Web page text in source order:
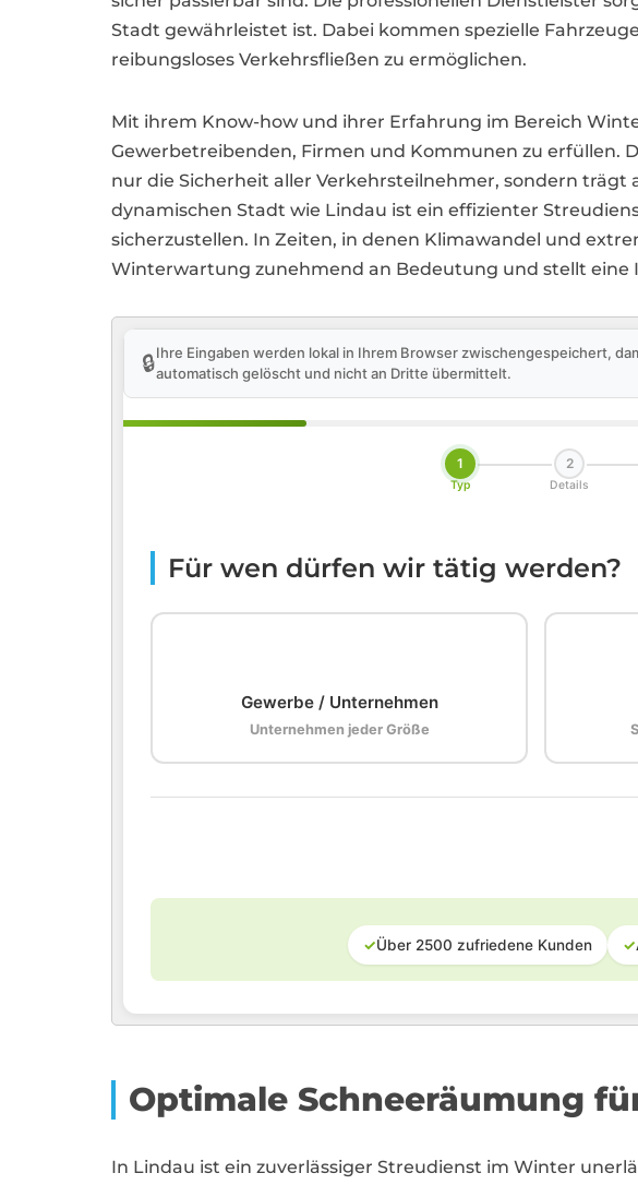
Stadt gewährleistet ist. Dabei kommen spezielle
reibungsloses Verkehrsfließen zu ermöglichen.
Mit ihrem Know-how und ihrer Erfahrung im Bereich
Gewerbetreibenden, Firmen und Kommunen zu erfüllen.
nur die Sicherheit aller Verkehrsteilnehmer, sondern trägt
dynamischen Stadt wie Lindau ist ein effizienter
sicherzustellen. In Zeiten, in denen Klimawandel und
Winterwartung zunehmend an Bedeutung und stellt eine
🔒Ihre Eingaben werden lokal in Ihrem Browser zwischengespeichert,
automatisch gelöscht und nicht an Dritte übermittelt.
1
Typ
2
Details
Für wen dürfen wir tätig werden?
Gewerbe / Unternehmen
Unternehmen jeder Größe
✓Über 2500 zufriedene Kunden ✓
Optimale Schneeräumung
In Lindau ist ein zuverlässiger Streudienst im Winter